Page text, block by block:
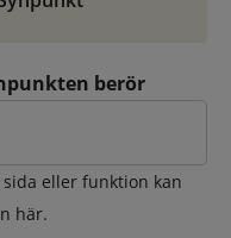
berör
eller funktion kan
här.